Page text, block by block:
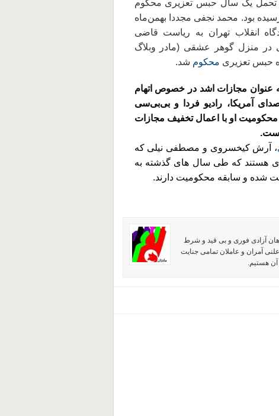
اتهامات به تحمل یک سال حبس تعزیری محکوم
رسیده بود. محمد نجفی مجددا بهمن‌ماه
پرونده‌ای دیگر توسط شعبه ۲۳ دادگاه انقلاب تهران به ریاست قاضی
در منزل گوهر عشقی (مادر وبلاگ
محکوم شد.
های موجود ۱۰ سال حبس به عنوان مجازات اشد در خصوص اتهام
آمریکا، رادیو فردا و بی‌بی‌سی
او با اعمال تخفیف مجازات
، آرش کیخسروی و مصطفی نیلی که
هستند که طی سال های گذشته به
شده و سابقه محکومیت دارند.
آزادی فوری و بی قید و شرط
آمران و عاملان تمامی جنایت
هستیم.